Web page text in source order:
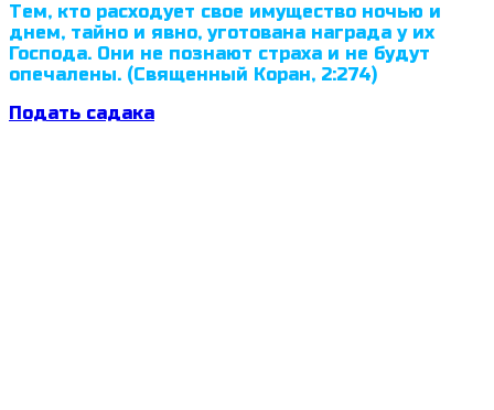
Тем, кто расходует свое имущество ночью и
днем, тайно и явно, уготована награда у их
Господа. Они не познают страха и не будут
опечалены. (Священный Коран, 2:274)
Подать садака